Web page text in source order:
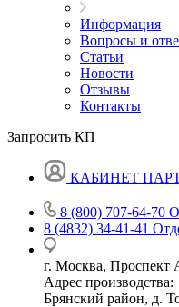
Информация
Вопросы и
Статьи
Новости
Отзывы
Контакты
Запросить КП
КАБИНЕТ
8 (800) 707-64-70
8 (4832) 34-41-41
г. Москва, Проспект
Адрес производства:
Брянский район, д.